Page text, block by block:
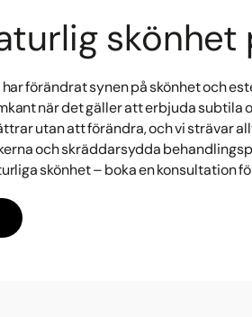
har förändrat synen på skönhet och
när det gäller att erbjuda subtila
utan att förändra, och vi strävar
och skräddarsydda
skönhet – boka en konsultation